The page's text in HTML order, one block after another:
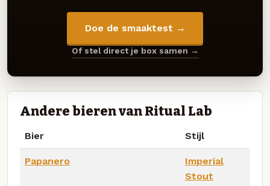
Doe de smaaktest →
Of stel direct je box samen →
Andere bieren van Ritual Lab
Bier Stijl
Papanero
Imperial
Stout